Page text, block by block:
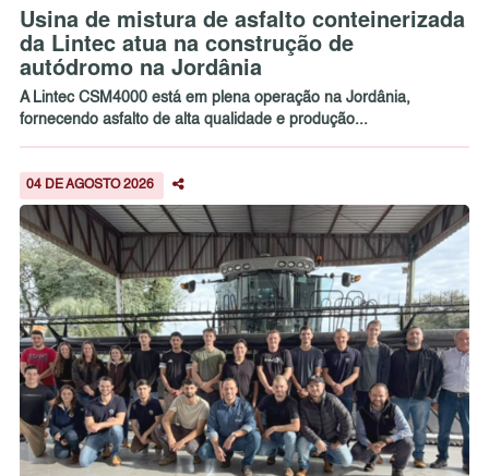
Usina de mistura de asfalto conteinerizada
da Lintec atua na construção de
autódromo na Jordânia
A Lintec CSM4000 está em plena operação na Jordânia,
fornecendo asfalto de alta qualidade e produção...
04 DE AGOSTO 2026